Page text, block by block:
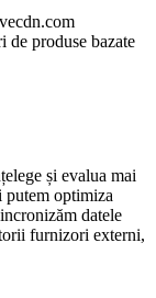
produse bazate
și evalua mai
putem optimiza
datele
furnizori externi,